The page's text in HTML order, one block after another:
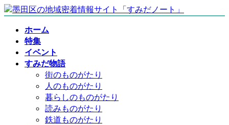
コ
ナ
ホーム
特集
イベント
すみだ物語
街のものがたり
人のものがたり
暮らしのものがたり
読みものがたり
鉄道ものがたり